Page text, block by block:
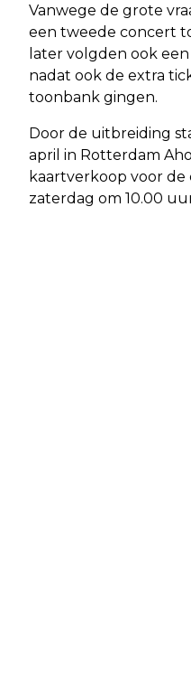
Vanwege de grote
een tweede concert
later volgden ook
nadat ook de extra
toonbank gingen.
Door de uitbreiding
april in Rotterdam
kaartverkoop voor
zaterdag om 10.00